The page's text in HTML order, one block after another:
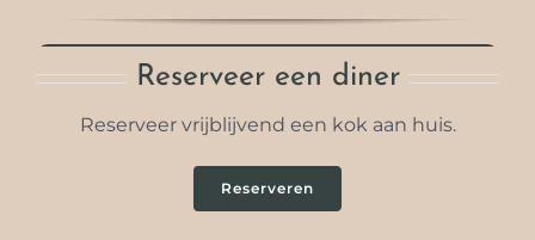
Reserveer een diner
Reserveer vrijblijvend een kok aan huis.
Reserveren